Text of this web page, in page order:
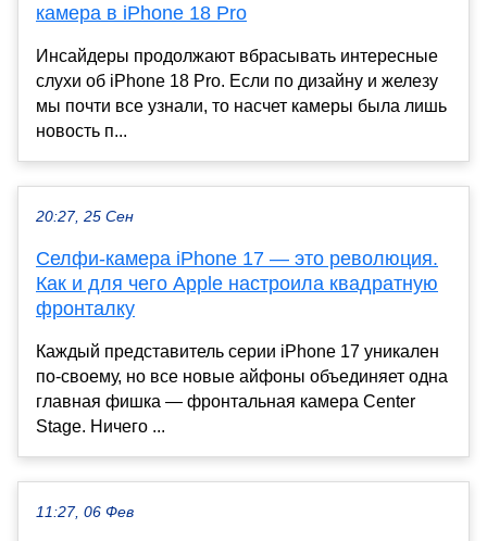
камера в iPhone 18 Pro
Инсайдеры продолжают вбрасывать интересные
слухи об iPhone 18 Pro. Если по дизайну и железу
мы почти все узнали, то насчет камеры была лишь
новость п...
20:27, 25 Сен
Селфи-камера iPhone 17 — это революция.
Как и для чего Apple настроила квадратную
фронталку
Каждый представитель серии iPhone 17 уникален
по-своему, но все новые айфоны объединяет одна
главная фишка — фронтальная камера Center
Stage. Ничего ...
11:27, 06 Фев